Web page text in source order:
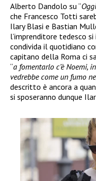
Alberto Dandolo su “Oggi
che Francesco Totti
Ilary Blasi e Bastian
l’imprenditore tedesco
condivida il quotidiano
capitano della Roma ci
“a fomentarlo c’è Noemi,
vedrebbe come un fumo
descritto è ancora a
si sposeranno dunque